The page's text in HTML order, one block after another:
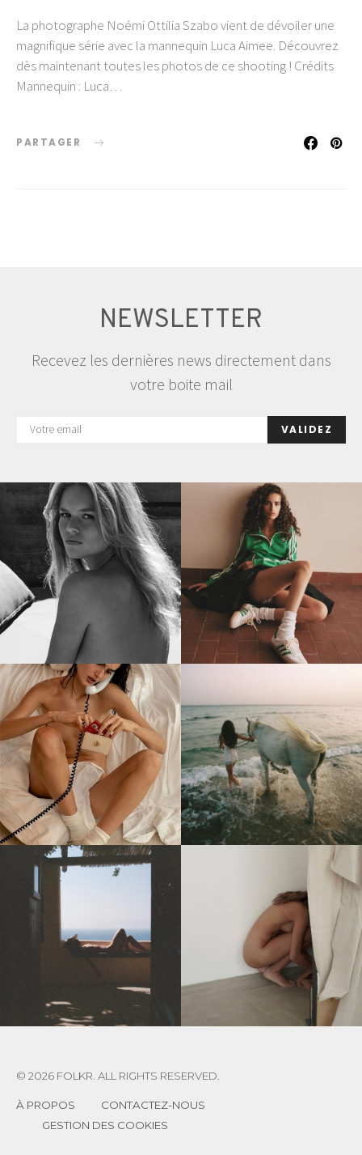
La photographe Noémi Ottilia Szabo vient de dévoiler une
magnifique série avec la mannequin Luca Aimee. Découvrez
dès maintenant toutes les photos de ce shooting ! Crédits
Mannequin : Luca…
PARTAGER
NEWSLETTER
Recevez les dernières news directement dans
votre boite mail
VALIDEZ
© 2026 FOLKR. ALL RIGHTS RESERVED.
À PROPOS
CONTACTEZ-NOUS
GESTION DES COOKIES